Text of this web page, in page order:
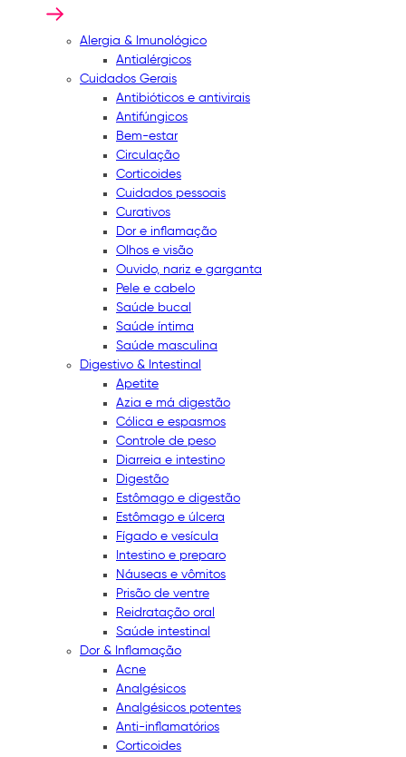
Alergia & Imunológico
Antialérgicos
Cuidados Gerais
Antibióticos e antivirais
Antifúngicos
Bem-estar
Circulação
Corticoides
Cuidados pessoais
Curativos
Dor e inflamação
Olhos e visão
Ouvido, nariz e garganta
Pele e cabelo
Saúde bucal
Saúde íntima
Saúde masculina
Digestivo & Intestinal
Apetite
Azia e má digestão
Cólica e espasmos
Controle de peso
Diarreia e intestino
Digestão
Estômago e digestão
Estômago e úlcera
Fígado e vesícula
Intestino e preparo
Náuseas e vômitos
Prisão de ventre
Reidratação oral
Saúde intestinal
Dor & Inflamação
Acne
Analgésicos
Analgésicos potentes
Anti-inflamatórios
Corticoides